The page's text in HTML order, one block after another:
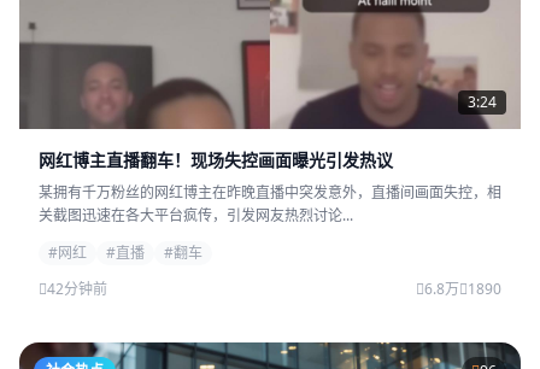
3:24
网红博主直播翻车！现场失控画面曝光引发热议
某拥有千万粉丝的网红博主在昨晚直播中突发意外，直播间画面失控，相
关截图迅速在各大平台疯传，引发网友热烈讨论...
#网红
#直播
#翻车
42分钟前
6.8万 1890